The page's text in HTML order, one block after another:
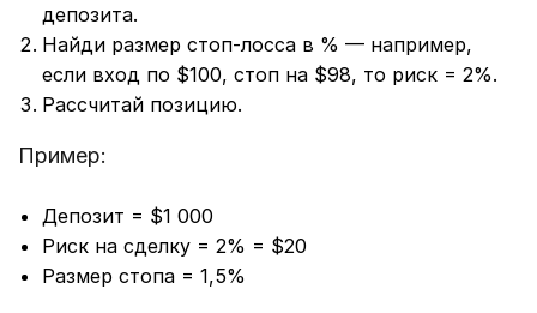
депозита.
Найди размер стоп-лосса в % — например,
если вход по $100, стоп на $98, то риск = 2%.
Рассчитай позицию.
Пример:
Депозит = $1 000
Риск на сделку = 2% = $20
Размер стопа = 1,5%